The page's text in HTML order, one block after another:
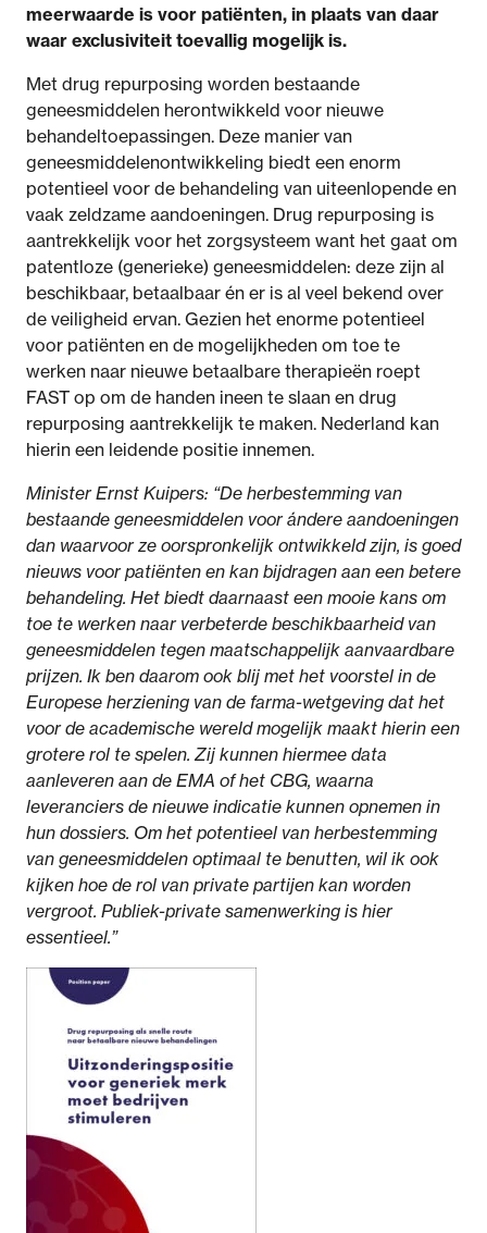
meerwaarde is voor patiënten, in plaats van daar
waar exclusiviteit toevallig mogelijk is.
Met drug repurposing worden bestaande
geneesmiddelen herontwikkeld voor nieuwe
behandeltoepassingen. Deze manier van
geneesmiddelenontwikkeling biedt een enorm
potentieel voor de behandeling van uiteenlopende en
vaak zeldzame aandoeningen. Drug repurposing is
aantrekkelijk voor het zorgsysteem want het gaat om
patentloze (generieke) geneesmiddelen: deze zijn al
beschikbaar, betaalbaar én er is al veel bekend over
de veiligheid ervan. Gezien het enorme potentieel
voor patiënten en de mogelijkheden om toe te
werken naar nieuwe betaalbare therapieën roept
FAST op om de handen ineen te slaan en drug
repurposing aantrekkelijk te maken. Nederland kan
hierin een leidende positie innemen.
Minister Ernst Kuipers: “De herbestemming van
bestaande geneesmiddelen voor ándere aandoeningen
dan waarvoor ze oorspronkelijk ontwikkeld zijn, is goed
nieuws voor patiënten en kan bijdragen aan een betere
behandeling. Het biedt daarnaast een mooie kans om
toe te werken naar verbeterde beschikbaarheid van
geneesmiddelen tegen maatschappelijk aanvaardbare
prijzen. Ik ben daarom ook blij met het voorstel in de
Europese herziening van de farma-wetgeving dat het
voor de academische wereld mogelijk maakt hierin een
grotere rol te spelen. Zij kunnen hiermee data
aanleveren aan de EMA of het CBG, waarna
leveranciers de nieuwe indicatie kunnen opnemen in
hun dossiers. Om het potentieel van herbestemming
van geneesmiddelen optimaal te benutten, wil ik ook
kijken hoe de rol van private partijen kan worden
vergroot. Publiek-private samenwerking is hier
essentieel.”